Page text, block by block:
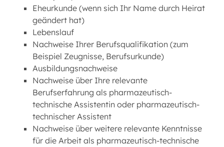
Eheurkunde (wenn sich Ihr Name durch Heirat
geändert hat)
Lebenslauf
Nachweise Ihrer Berufsqualifikation (zum
Beispiel Zeugnisse, Berufsurkunde)
Ausbildungsnachweise
Nachweise über Ihre relevante
Berufserfahrung als pharmazeutisch-
technische Assistentin oder pharmazeutisch-
technischer Assistent
Nachweise über weitere relevante Kenntnisse
für die Arbeit als pharmazeutisch-technische